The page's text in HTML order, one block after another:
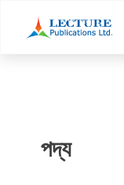
পদ্য